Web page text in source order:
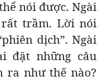
nói được. Ngài
trầm. Lời nói
dịch”. Ngài
đặt những câu
ra như thế nào?